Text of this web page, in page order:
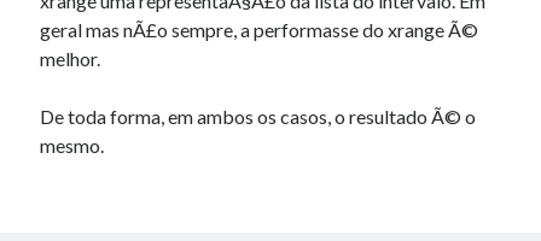
geral mas nÃ£o sempre, a performasse do xrange Ã©
melhor.
De toda forma, em ambos os casos, o resultado Ã© o
mesmo.